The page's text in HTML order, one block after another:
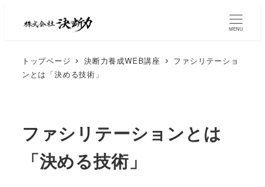
MENU
トップページ 決断力養成WEB講座
ファシリテーショ
ンとは「決める技術」
ファシリテーションとは
「決める技術」